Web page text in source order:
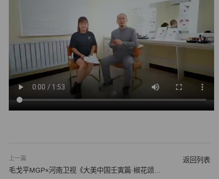
上一篇
毛戈平MGP×河南卫视《大美中国壬寅篇·椒花颂
返回列表